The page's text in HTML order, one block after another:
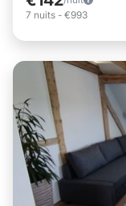
7 nuits - €993